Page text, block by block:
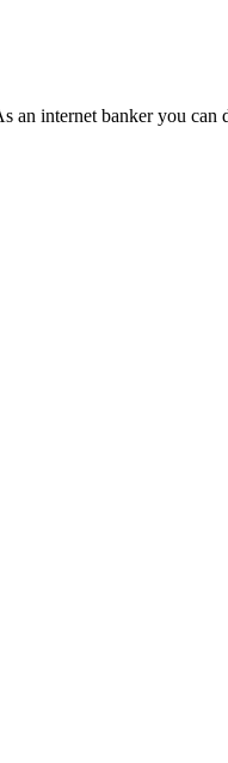
an internet banker you